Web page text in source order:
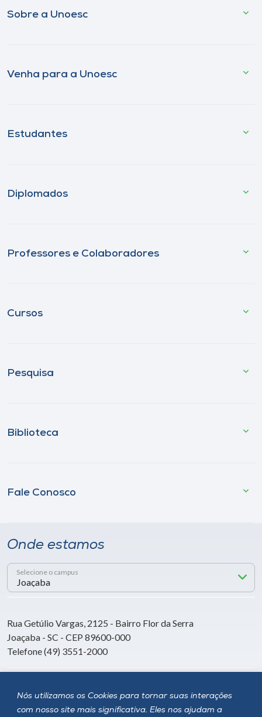
Nós utilizamos os Cookies para tornar suas interações
com nosso site mais significativa. Eles nos ajudam a
Sobre a Unoesc
Venha para a Unoesc
Estudantes
Diplomados
Professores e Colaboradores
Cursos
Pesquisa
Biblioteca
Fale Conosco
Onde estamos
Selecione o campus
Rua Getúlio Vargas, 2125 - Bairro Flor da Serra
Joaçaba - SC - CEP 89600-000
Telefone (49) 3551-2000
Siga a Unoesc